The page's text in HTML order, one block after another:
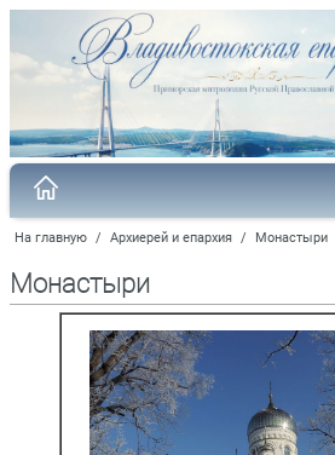
На главную / Архиерей и епархия / Монастыри
Монастыри